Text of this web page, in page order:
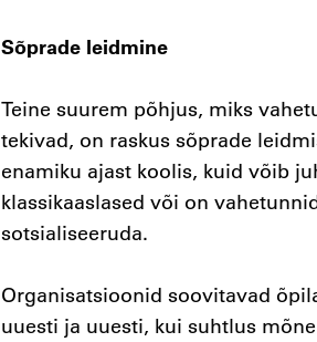
Sõprade leidmine
Teine suurem põhjus, miks
tekivad, on raskus sõprade
enamiku ajast koolis, kuid võib
klassikaaslased või on
sotsialiseeruda.
Organisatsioonid soovitavad
uuesti ja uuesti, kui suhtlus